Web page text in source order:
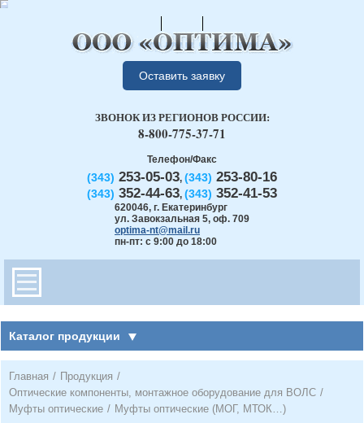
Оставить заявку
Телефон/Факс
(343) 253-05-03, (343) 253-80-16
(343) 352-44-63, (343) 352-41-53
620046, г. Екатеринбург
ул. Завокзальная 5, оф. 709
optima-nt@mail.ru
пн-пт: с 9:00 до 18:00
ЗВОНОК ИЗ РЕГИОНОВ РОССИИ:
8-800-775-37-71
Каталог продукции
Главная / Продукция /
Оптические компоненты, монтажное оборудование для ВОЛС /
Муфты оптические / Муфты оптические (МОГ, МТОК…)